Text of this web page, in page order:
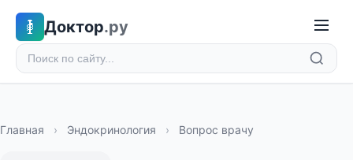
Доктор.ру
Главная › Эндокринология › Вопрос врачу